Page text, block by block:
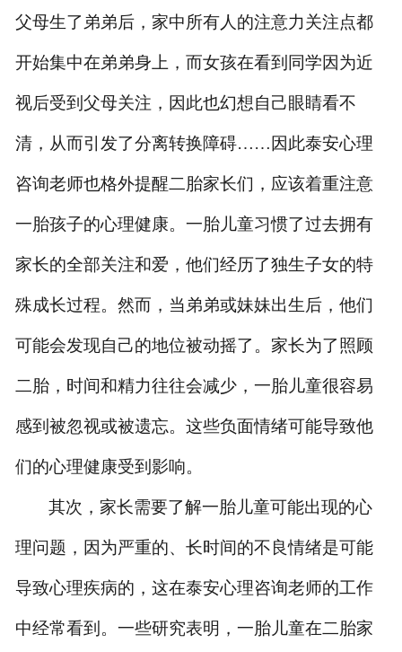
父母生了弟弟后，家中所有人的注意力关注点都
开始集中在弟弟身上，而女孩在看到同学因为近
视后受到父母关注，因此也幻想自己眼睛看不
清，从而引发了分离转换障碍……因此泰安心理
咨询老师也格外提醒二胎家长们，应该着重注意
一胎孩子的心理健康。 一胎儿童习惯了过去拥有
家长的全部关注和爱，他们经历了独生子女的特
殊成长过程。然而，当弟弟或妹妹出生后，他们
可能会发现自己的地位被动摇了。家长为了照顾
二胎，时间和精力往往会减少，一胎儿童很容易
感到被忽视或被遗忘。这些负面情绪可能导致他
们的心理健康受到影响。
其次， 家长需要了解一胎儿童可能出现的心
理问题 ，因为严重的、长时间的不良情绪是可能
导致心理疾病的，这在泰安心理咨询老师的工作
中经常看到 。一些研究表明，一胎儿童在二胎家